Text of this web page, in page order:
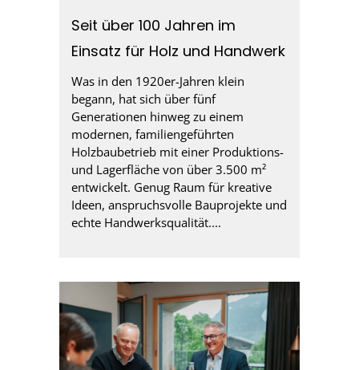
Seit über 100 Jahren im
Einsatz für Holz und Handwerk
Was in den 1920er-Jahren klein
begann, hat sich über fünf
Generationen hinweg zu einem
modernen, familiengeführten
Holzbaubetrieb mit einer Produktions-
und Lagerfläche von über 3.500 m²
entwickelt. Genug Raum für kreative
Ideen, anspruchsvolle Bauprojekte und
echte Handwerksqualität....